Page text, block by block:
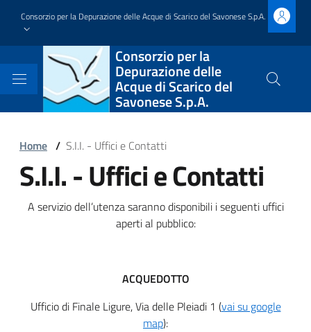
contenuto
Consorzio per la Depurazione delle Acque di Scarico del Savonese S.p.A.
Block
it-
block-
brandingdelsito
Consorzio per la
Depurazione delle
Acque di Scarico del
Savonese S.p.A.
Cerca
sito
Block
it-
block-
Home / S.I.I. - Uffici e Contatti
Block
it-
title
S.I.I. - Uffici e Contatti
Block
italiagov-
A servizio dell’utenza saranno disponibili i seguenti uffici
aperti al pubblico:
ACQUEDOTTO
Ufficio di Finale Ligure, Via delle Pleiadi 1 (vai su google
map):